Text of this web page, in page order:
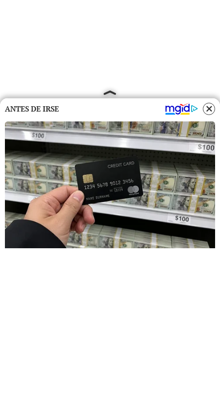
ANTES DE IRSE